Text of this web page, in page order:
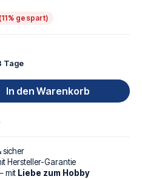
(11% gespart)
Tage
gewünschten Wert
In den Warenkorb
sicher
Hersteller-Garantie
mit Liebe zum Hobby